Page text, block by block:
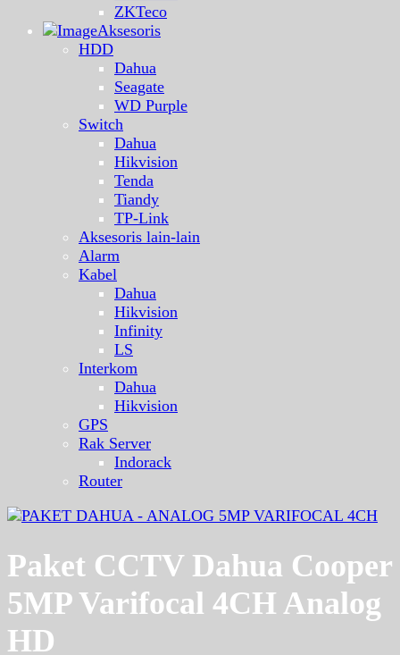
ZKTeco
Aksesoris
HDD
Dahua
Seagate
WD Purple
Switch
Dahua
Hikvision
Tenda
Tiandy
TP-Link
Aksesoris lain-lain
Alarm
Kabel
Dahua
Hikvision
Infinity
LS
Interkom
Dahua
Hikvision
GPS
Rak Server
Indorack
Router
Paket CCTV Dahua Cooper
5MP Varifocal 4CH Analog
HD